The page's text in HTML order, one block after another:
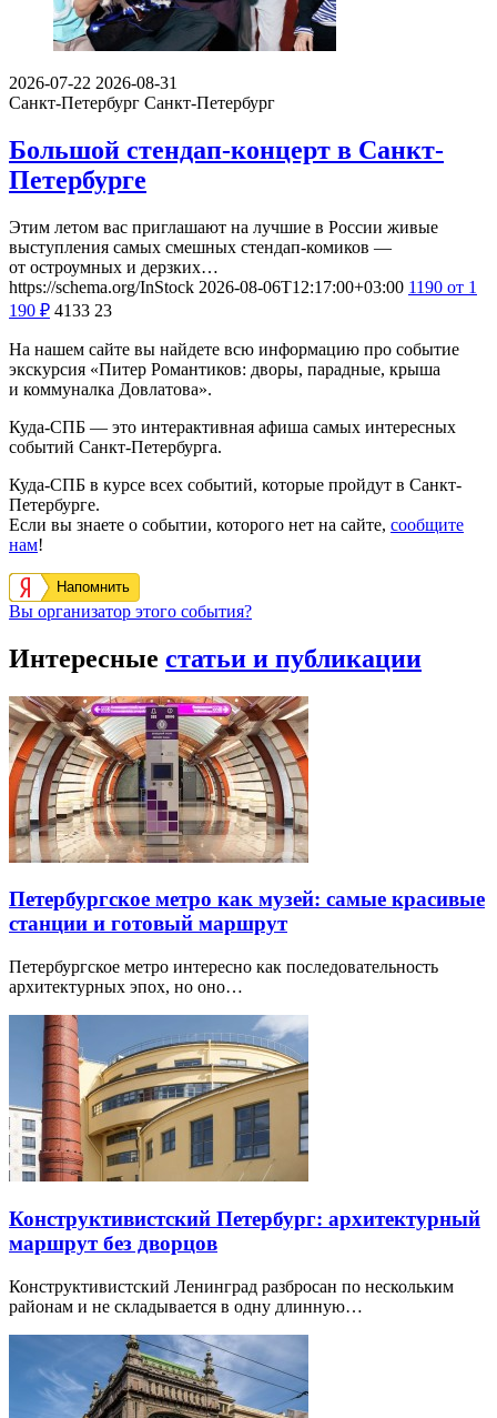
2026-07-22 2026-08-31
Санкт-Петербург Санкт-Петербург
Большой стендап-концерт в Санкт-
Петербурге
Этим летом вас приглашают на лучшие в России живые
выступления самых смешных стендап-комиков —
от остроумных и дерзких…
https://schema.org/InStock 2026-08-06T12:17:00+03:00 1190 от 1
190 ₽ 4133 23
На нашем сайте вы найдете всю информацию про событие
экскурсия «Питер Романтиков: дворы, парадные, крыша
и коммуналка Довлатова».
Куда-СПБ — это интерактивная афиша самых интересных
событий Санкт-Петербурга.
Куда-СПБ в курсе всех событий, которые пройдут в Санкт-
Петербурге.
Если вы знаете о событии, которого нет на сайте, сообщите
нам!
Напомнить
Вы организатор этого события?
Интересные статьи и публикации
Петербургское метро как музей: самые красивые
станции и готовый маршрут
Петербургское метро интересно как последовательность
архитектурных эпох, но оно…
Конструктивистский Петербург: архитектурный
маршрут без дворцов
Конструктивистский Ленинград разбросан по нескольким
районам и не складывается в одну длинную…